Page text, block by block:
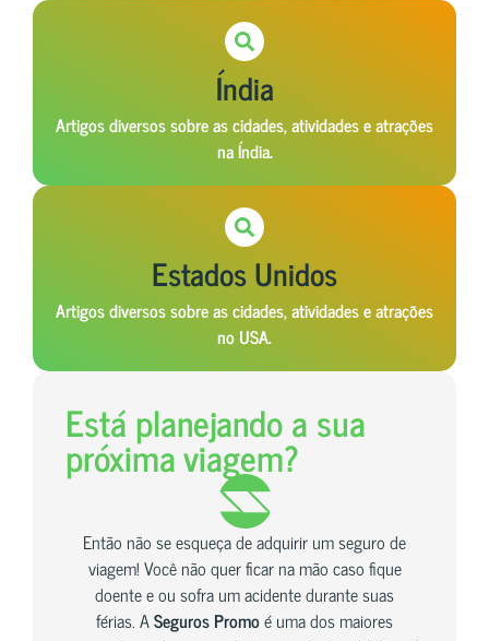
Índia
Artigos diversos sobre as cidades, atividades e atrações
na Índia.
Estados Unidos
Artigos diversos sobre as cidades, atividades e atrações
no USA.
Está planejando a sua
próxima viagem?
Então não se esqueça de adquirir um seguro de
viagem! Você não quer ficar na mão caso fique
doente e ou sofra um acidente durante suas
férias. ASeguros Promoé uma dos maiores